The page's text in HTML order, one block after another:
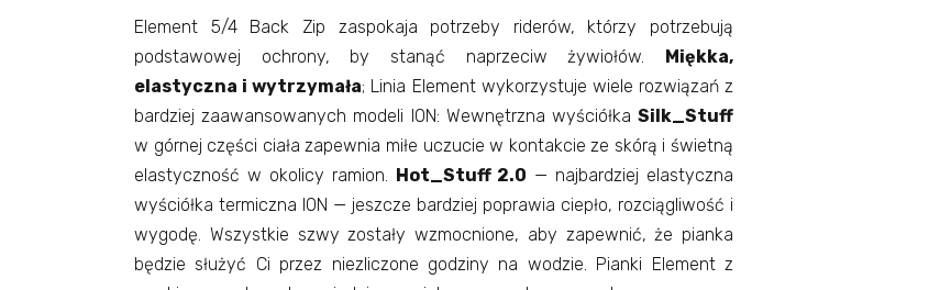
Element 5/4 Back Zip zaspokaja potrzeby riderów, którzy potrzebują
podstawowej ochrony, by stanąć naprzeciw żywiołów. Miękka,
elastyczna i wytrzymała; Linia Element wykorzystuje wiele rozwiązań z
bardziej zaawansowanych modeli ION: Wewnętrzna wyściółka Silk_Stuff
w górnej części ciała zapewnia miłe uczucie w kontakcie ze skórą i świetną
elastyczność w okolicy ramion. Hot_Stuff 2.0 — najbardziej elastyczna
wyściółka termiczna ION — jeszcze bardziej poprawia ciepło, rozciągliwość i
wygodę. Wszystkie szwy zostały wzmocnione, aby zapewnić, że pianka
będzie służyć Ci przez niezliczone godziny na wodzie. Pianki Element z